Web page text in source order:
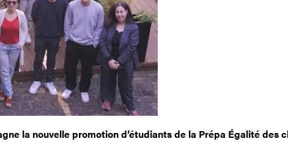
la nouvelle promotion d’étudiants de la Prépa Égalité des